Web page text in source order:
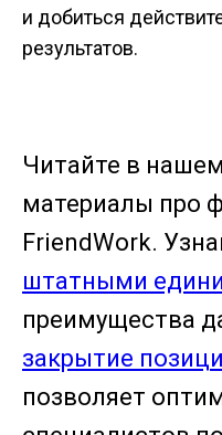
и добиться
результатов.
Читайте в
материалы про
FriendWork.
штатными
преимущества
закрытие
позволяет